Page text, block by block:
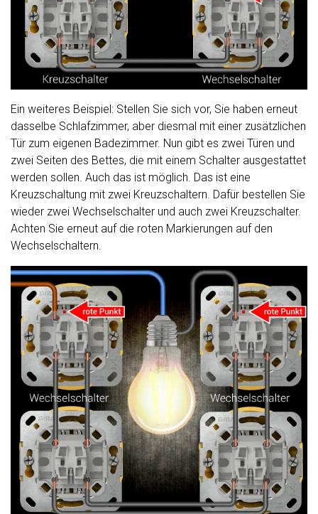
Ein weiteres Beispiel: Stellen Sie sich vor, Sie haben erneut
dasselbe Schlafzimmer, aber diesmal mit einer zusätzlichen
Tür zum eigenen Badezimmer. Nun gibt es zwei Türen und
zwei Seiten des Bettes, die mit einem Schalter ausgestattet
werden sollen. Auch das ist möglich. Das ist eine
Kreuzschaltung mit zwei Kreuzschaltern. Dafür bestellen Sie
wieder zwei Wechselschalter und auch zwei Kreuzschalter.
Achten Sie erneut auf die roten Markierungen auf den
Wechselschaltern.